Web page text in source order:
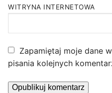
WITRYNA INTERNETOWA
Zapamiętaj moje dane
pisania kolejnych